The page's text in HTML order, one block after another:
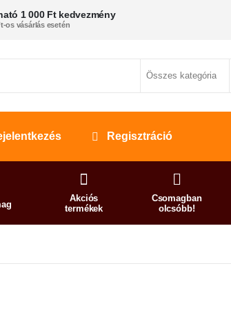
1 000 Ft kedvezmény
os vásárlás esetén
Regisztráció
Akciós
termékek
Csomagban
olcsóbb!